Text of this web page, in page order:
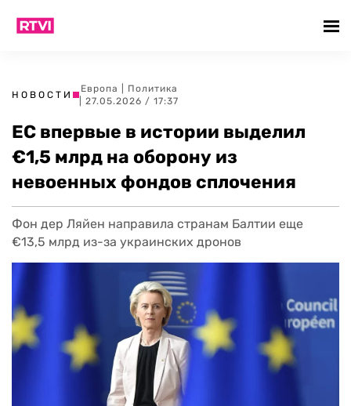
НОВОСТИ
Европа
Политика
| 27.05.2026 / 17:37
ЕС впервые в истории выделил
€1,5 млрд на оборону из
невоенных фондов сплочения
Фон дер Ляйен направила странам Балтии еще
€13,5 млрд из-за украинских дронов